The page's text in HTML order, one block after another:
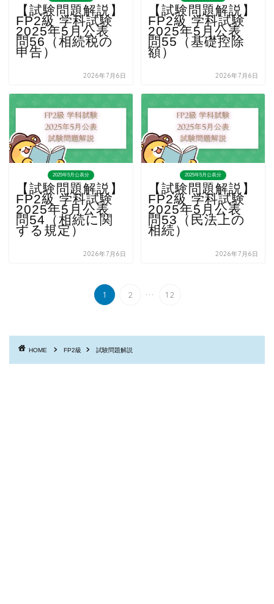
【試験問題解説】
FP2級 学科試験
2025年5月公表
問56（相続税の
申告）
2026年7月6日
【試験問題解説】
FP2級 学科試験
2025年5月公表
問55（基礎控除
額）
2026年7月6日
2025年5月公表分
【試験問題解説】
FP2級 学科試験
2025年5月公表
問54（相続に関
する規定）
2026年7月6日
2025年5月公表分
【試験問題解説】
FP2級 学科試験
2025年5月公表
問53（民法上の
相続）
2026年7月6日
1 2 ... 12
HOME FP2級 試験問題解説